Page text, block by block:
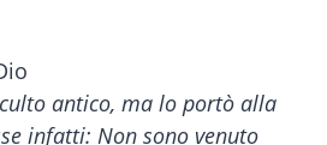
antico, ma lo portò alla
infatti: Non sono venuto